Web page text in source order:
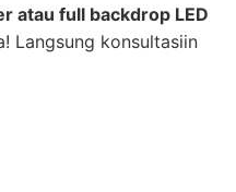
atau full backdrop LED
Langsung konsultasiin